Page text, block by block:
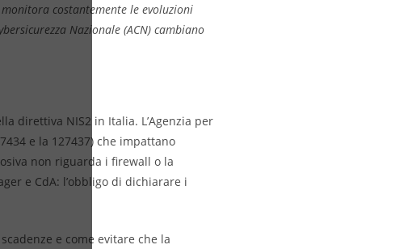
costantemente le evoluzioni
Nazionale (ACN) cambiano
direttiva NIS2 in Italia. L’Agenzia per
e la 127437) che impattano
non riguarda i firewall o la
e CdA: l’obbligo di dichiarare i
e come evitare che la